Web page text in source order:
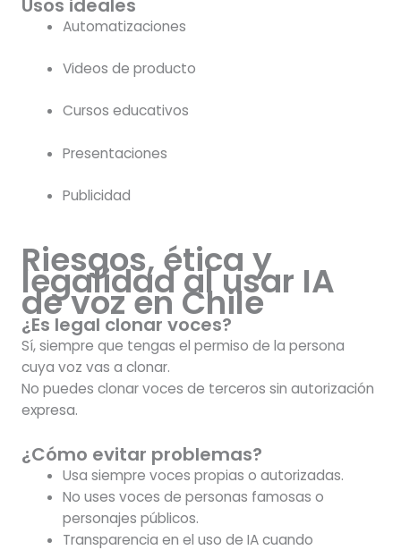
Usos ideales
Automatizaciones
Videos de producto
Cursos educativos
Presentaciones
Publicidad
Riesgos, ética y
legalidad al usar IA
de voz en Chile
¿Es legal clonar voces?
Sí, siempre que tengas el permiso de la persona
cuya voz vas a clonar.
No puedes clonar voces de terceros sin autorización
expresa.
¿Cómo evitar problemas?
Usa siempre voces propias o autorizadas.
No uses voces de personas famosas o
personajes públicos.
Transparencia en el uso de IA cuando